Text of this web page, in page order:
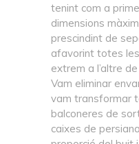
tenint com a
dimensions
prescindint de
afavorint totes les
extrem a l’altre de
Vam eliminar
vam transformar
balconeres de
caixes de